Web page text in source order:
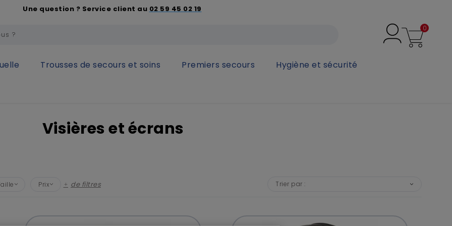
Une question ? Service client au 02 59 45 02 19
0
Trousses de secours et soins Premiers secours Hygiène et sécurité
yeux
Visières et écrans
(1)
Teinte Incolore(3)
Prix
Tous
30,00 € - 60,00 €(8)
de filtres Trier par :